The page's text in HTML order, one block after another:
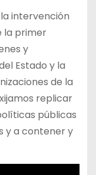
intervención
la primer
y
Estado y la
de la
replicar
públicas
y a contener y